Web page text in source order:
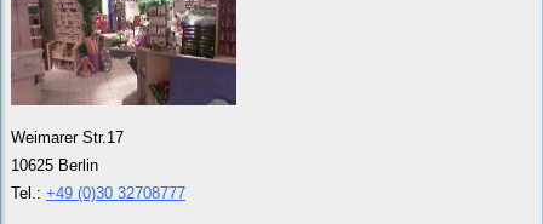
Weimarer Str.17
10625 Berlin
Tel.: +49 (0)30 32708777